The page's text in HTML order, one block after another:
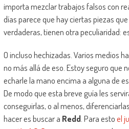
importa mezclar trabajos falsos con
días parece que hay ciertas piezas
verdaderas, tienen otra peculiaridad:
O incluso hechizadas. Varios medios
no más allá de eso. Estoy seguro que
echarle la mano encima a alguna de
De modo que esta breve guía les
conseguirlas, o al menos,
hacer es buscar a Redd. Para estoel